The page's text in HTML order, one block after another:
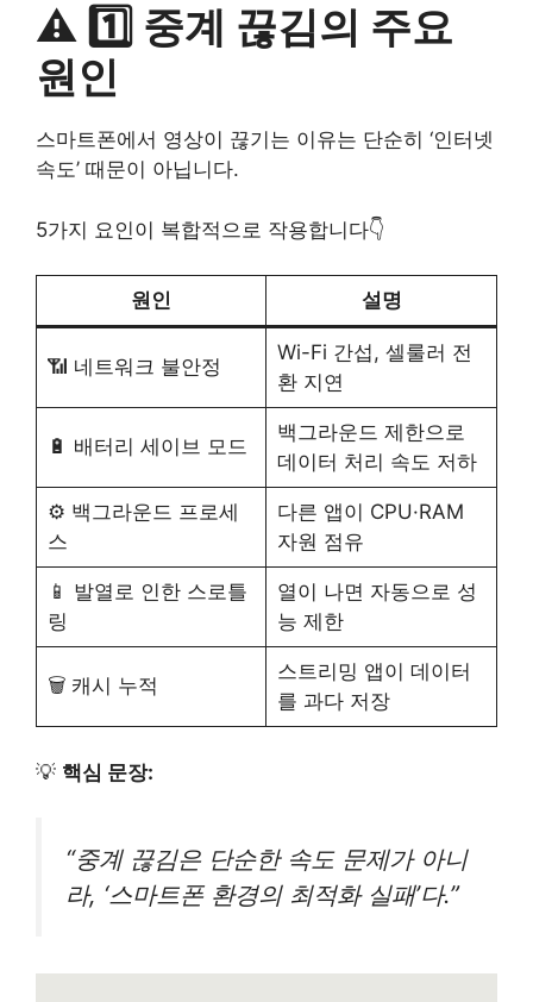
⚠️ 1️⃣ 중계 끊김의 주요
원인
스마트폰에서 영상이 끊기는 이유는 단순히 ‘인터넷
속도’ 때문이 아닙니다.
5가지 요인이 복합적으로 작용합니다👇
원인 설명
📶 네트워크 불안정
Wi-Fi 간섭, 셀룰러 전
환 지연
🔋 배터리 세이브 모드
백그라운드 제한으로
데이터 처리 속도 저하
⚙️ 백그라운드 프로세
스
다른 앱이 CPU·RAM
자원 점유
📱 발열로 인한 스로틀
링
열이 나면 자동으로 성
능 제한
🗑️ 캐시 누적
스트리밍 앱이 데이터
를 과다 저장
💡 핵심 문장:
“중계 끊김은 단순한 속도 문제가 아니
라, ‘스마트폰 환경의 최적화 실패’다.”